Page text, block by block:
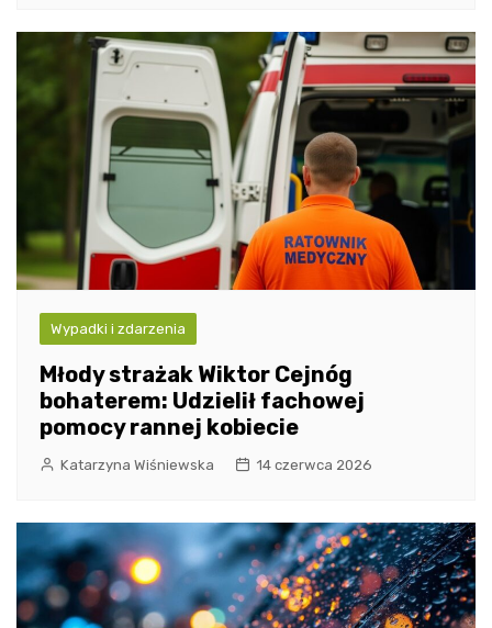
Wypadki i zdarzenia
Młody strażak Wiktor Cejnóg
bohaterem: Udzielił fachowej
pomocy rannej kobiecie
Katarzyna Wiśniewska 14 czerwca 2026